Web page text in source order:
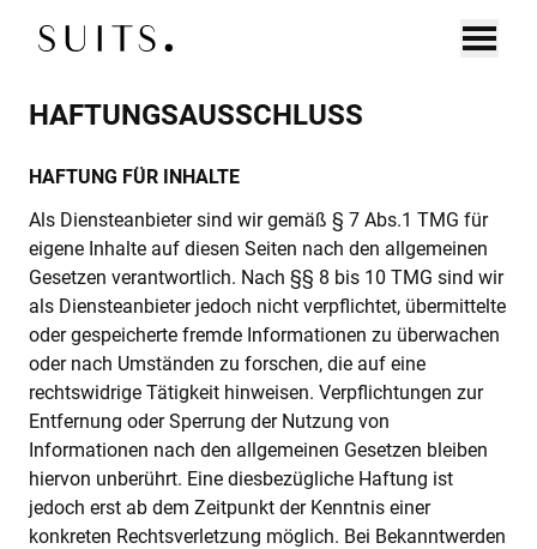
CONNECT
BOARD SEARCH
DIAGNOSTICS
KANDIDAT:INNEN
CONNECT
COACHING
HAFTUNGSAUSSCHLUSS
HAFTUNG FÜR INHALTE
Als Diensteanbieter sind wir gemäß § 7 Abs.1 TMG für
eigene Inhalte auf diesen Seiten nach den allgemeinen
Gesetzen verantwortlich. Nach §§ 8 bis 10 TMG sind wir
als Diensteanbieter jedoch nicht verpflichtet, übermittelte
oder gespeicherte fremde Informationen zu überwachen
oder nach Umständen zu forschen, die auf eine
rechtswidrige Tätigkeit hinweisen. Verpflichtungen zur
Entfernung oder Sperrung der Nutzung von
Informationen nach den allgemeinen Gesetzen bleiben
hiervon unberührt. Eine diesbezügliche Haftung ist
jedoch erst ab dem Zeitpunkt der Kenntnis einer
konkreten Rechtsverletzung möglich. Bei Bekanntwerden